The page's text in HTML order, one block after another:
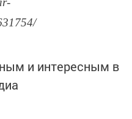
и интересным в